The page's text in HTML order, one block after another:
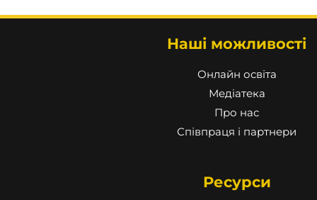
Наші можливості
Онлайн освіта
Медіатека
Про нас
Співпраця і партнери
Ресурси